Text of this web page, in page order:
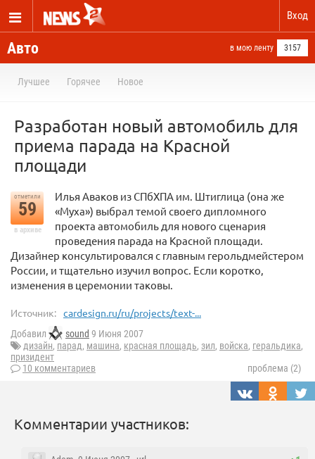
Вход
Авто в мою ленту 3157
Лучшее Горячее Новое
Разработан новый автомобиль для
приема парада на Красной
площади
отметили
59
в архиве
Илья Аваков из СПбХПА им. Штиглица (она же
«Муха») выбрал темой своего дипломного
проекта автомобиль для нового сценария
проведения парада на Красной площади.
Дизайнер консультировался с главным герольдмейстером
России, и тщательно изучил вопрос. Если коротко,
изменения в церемонии таковы.
Источник: cardesign.ru/ru/projects/text-...
Добавил sound 9 Июня 2007
дизайн, парад, машина, красная площадь, зил, войска, геральдика,
призидент
10 комментариев
проблема (2)
Комментарии участников: